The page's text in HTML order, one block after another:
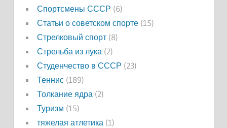
Спортсмены СССР (6)
Статьи о советском спорте(15)
Стрелковый спорт(8)
Стрельба из лука (2)
Студенчество в СССР (23)
Теннис(189)
Толкание ядра (2)
Туризм (15)
тяжелая атлетика (1)